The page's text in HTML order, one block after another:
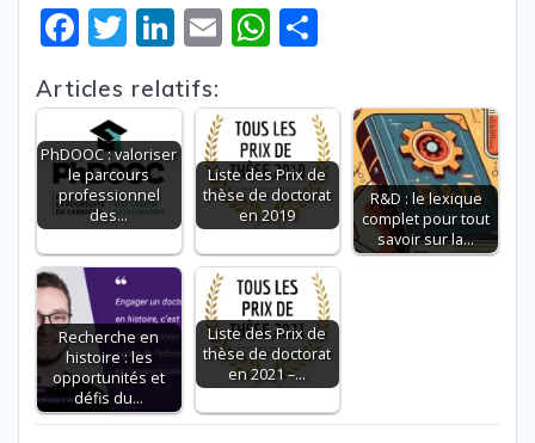
F
e
b
o
o
k
T
itt
er
Li
k
e
dI
n
E
ai
W
at
s
A
p
p
ta
g
er
Articles relatifs:
PhDOOC : valoriser
le parcours
professionnel
des…
Liste des Prix de
thèse de doctorat
en 2019
R&D : le lexique
complet pour tout
savoir sur la…
Recherche en
histoire : les
opportunités et
défis du…
Liste des Prix de
thèse de doctorat
en 2021 –…